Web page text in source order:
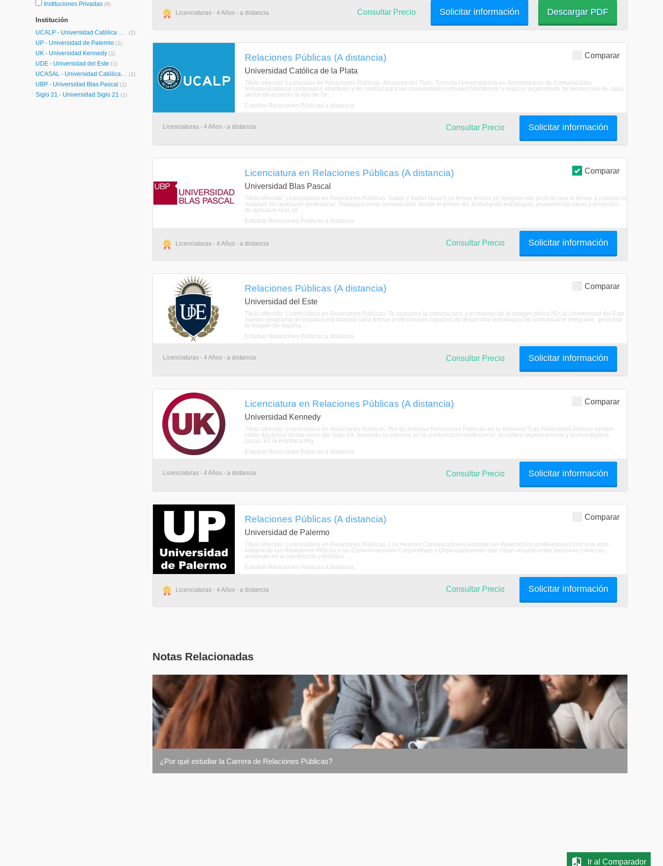
Instituciones Privadas (8)
Institución
UCALP - Universidad Católica de la Plata (2)
UP - Universidad de Palermo (1)
UK - Universidad Kennedy (1)
UDE - Universidad del Este (1)
UCASAL - Universidad Católica de Salta (1)
UBP - Universidad Blas Pascal (1)
Siglo 21 - Universidad Siglo 21 (1)
Licenciaturas - 4 Años - a distancia Descargar PDF
Solicitar información
Consultar Precio
Comparar
Relaciones Públicas (A distancia)
Universidad Católica de la Plata
Título ofrecido: Licenciado en Relaciones Públicas. Alcances del Ttulo: Tcnico/a Universitario/a en Administracin de Comunidades
VirtualesElaborar contenidos atractivos y de calidad para las comunidades virtuales.Monitorear y realizar seguimiento de tendencias de cada
sector de acuerdo al tipo de Or ...
Estudiar Relaciones Públicas a distancia
Licenciaturas - 4 Años - a distancia Solicitar información
Consultar Precio
Comparar
Licenciatura en Relaciones Públicas (A distancia)
Universidad Blas Pascal
Título ofrecido: Licenciada/o en Relaciones Públicas. Saber y Saber HacerLos temas tericos se integran con prcticas que te llevan a conocer la
realidad del quehacer profesional. Trabajars como comunicador desde el primer da: formulando estrategias, proponiendo ideas y proyectos
de aplicacin real, ut ...
Estudiar Relaciones Públicas a distancia
Licenciaturas - 4 Años - a distancia Solicitar información
Consultar Precio
Comparar
Relaciones Públicas (A distancia)
Universidad del Este
Título ofrecido: Licenciado/a en Relaciones Públicas. Te apasiona la comunicacin y el manejo de la imagen pblica?En la Universidad del Este,
nuestro programa de estudios est diseado para formar profesionales capaces de desarrollar estrategias de comunicacin integrales, gestionar
la imagen de organiz ...
Estudiar Relaciones Públicas a distancia
Licenciaturas - 4 Años - a distancia Solicitar información
Consultar Precio
Comparar
Licenciatura en Relaciones Públicas (A distancia)
Universidad Kennedy
Título ofrecido: Licenciado/a en Relaciones Públicas. Por qu estudiar Relaciones Publicas en la Kennedy?Las Relaciones Pblicas existen
como disciplina desde inicio del siglo XX, basando su esencia en la comunicacin institucional, la cultura organizacional y la investigacin
social. En la Repblica Arg ...
Estudiar Relaciones Públicas a distancia
Licenciaturas - 4 Años - a distancia Solicitar información
Consultar Precio
Comparar
Relaciones Públicas (A distancia)
Universidad de Palermo
Título ofrecido: Licenciado/a en Relaciones Públicas. Los mejores Comunicadores estudian en PalermoSon profesionales con una visin
integral de las Relaciones Pblicas y las Comunicaciones Corporativas y Organizacionales que crean vnculos entre personas y marcas,
asesoran en la construccin y fortaleci ...
Estudiar Relaciones Públicas a distancia
Licenciaturas - 4 Años - a distancia Solicitar información
Consultar Precio
Notas Relacionadas
¿Por qué estudiar la Carrera de Relaciones Públicas?
Ir al Comparador